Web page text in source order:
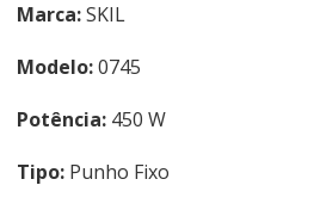
Marca:SKIL
Modelo:0745
Potência:450 W
Tipo:Punho Fixo